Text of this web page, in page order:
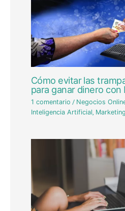
Cómo evitar las
para ganar dinero con
1 comentario / Negocios
Inteligencia Artificial,